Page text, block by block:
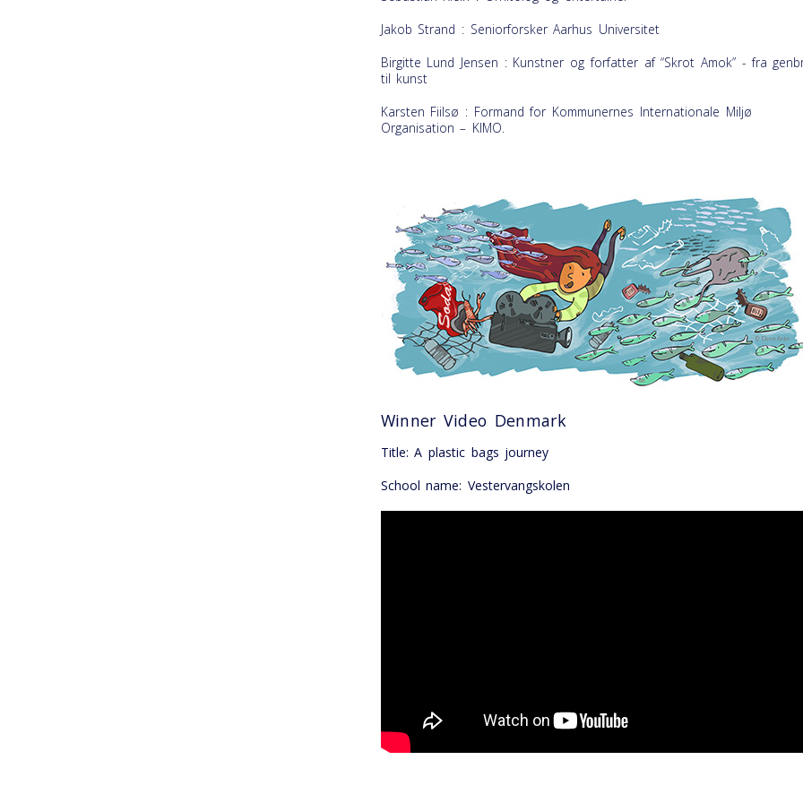
Jakob Strand : Seniorforsker Aarhus Universitet
Birgitte Lund Jensen : Kunstner og forfatter af “Skrot Amok” - fra
til kunst
Karsten Fiilsø : Formand for Kommunernes Internationale Miljø
Organisation – KIMO.
Winner Video Denmark
Title: A plastic bags journey
School name: Vestervangskolen